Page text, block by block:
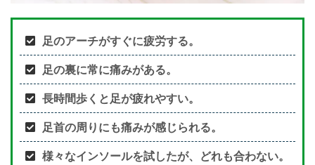
足のアーチがすぐに疲労する。
足の裏に常に痛みがある。
長時間歩くと足が疲れやすい。
足首の周りにも痛みが感じられる。
様々なインソールを試したが、どれも合わない。